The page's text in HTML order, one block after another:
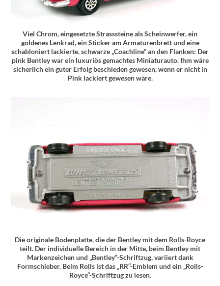
Viel Chrom, eingesetzte Strasssteine als Scheinwerfer, ein
goldenes Lenkrad, ein Sticker am Armaturenbrett und eine
schabloniert lackierte, schwarze „Coachline“ an den Flanken: Der
pink Bentley war ein luxuriös gemachtes Miniaturauto. Ihm wäre
sicherlich ein guter Erfolg beschieden gewesen, wenn er nicht in
Pink lackiert gewesen wäre.
Die originale Bodenplatte, die der Bentley mit dem Rolls-Royce
teilt. Der individuelle Bereich in der Mitte, beim Bentley mit
Markenzeichen und „Bentley“-Schriftzug, variiert dank
Formschieber. Beim Rolls ist das „RR“-Emblem und ein „Rolls-
Royce“-Schriftzug zu lesen.